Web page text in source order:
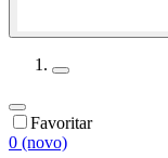
Favoritar
0 (novo)